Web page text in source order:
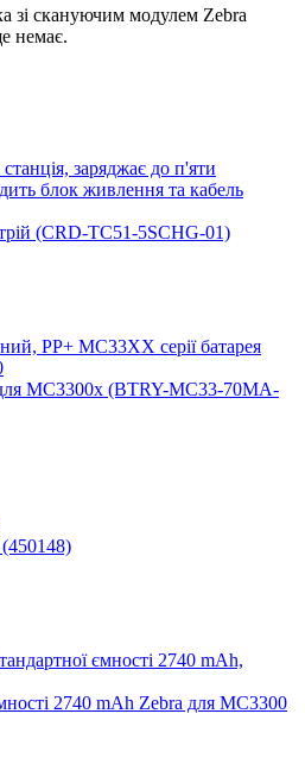
зі скануючим модулем Zebra
немає.
заряджає до п'яти
блок живлення та кабель
(CRD-TC51-5SCHG-01)
PP+ MC33XX серії батарея
MC3300x (BTRY-MC33-70MA-
ємності 2740 mAh,
2740 mAh Zebra для MC3300